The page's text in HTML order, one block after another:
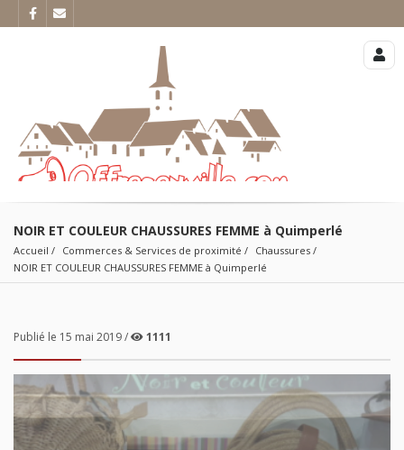
NOIR ET COULEUR CHAUSSURES FEMME à Quimperlé
Accueil Commerces & Services de proximité
Chaussures
NOIR ET COULEUR CHAUSSURES FEMME à Quimperlé
Publié le 15 mai 2019 / 1111